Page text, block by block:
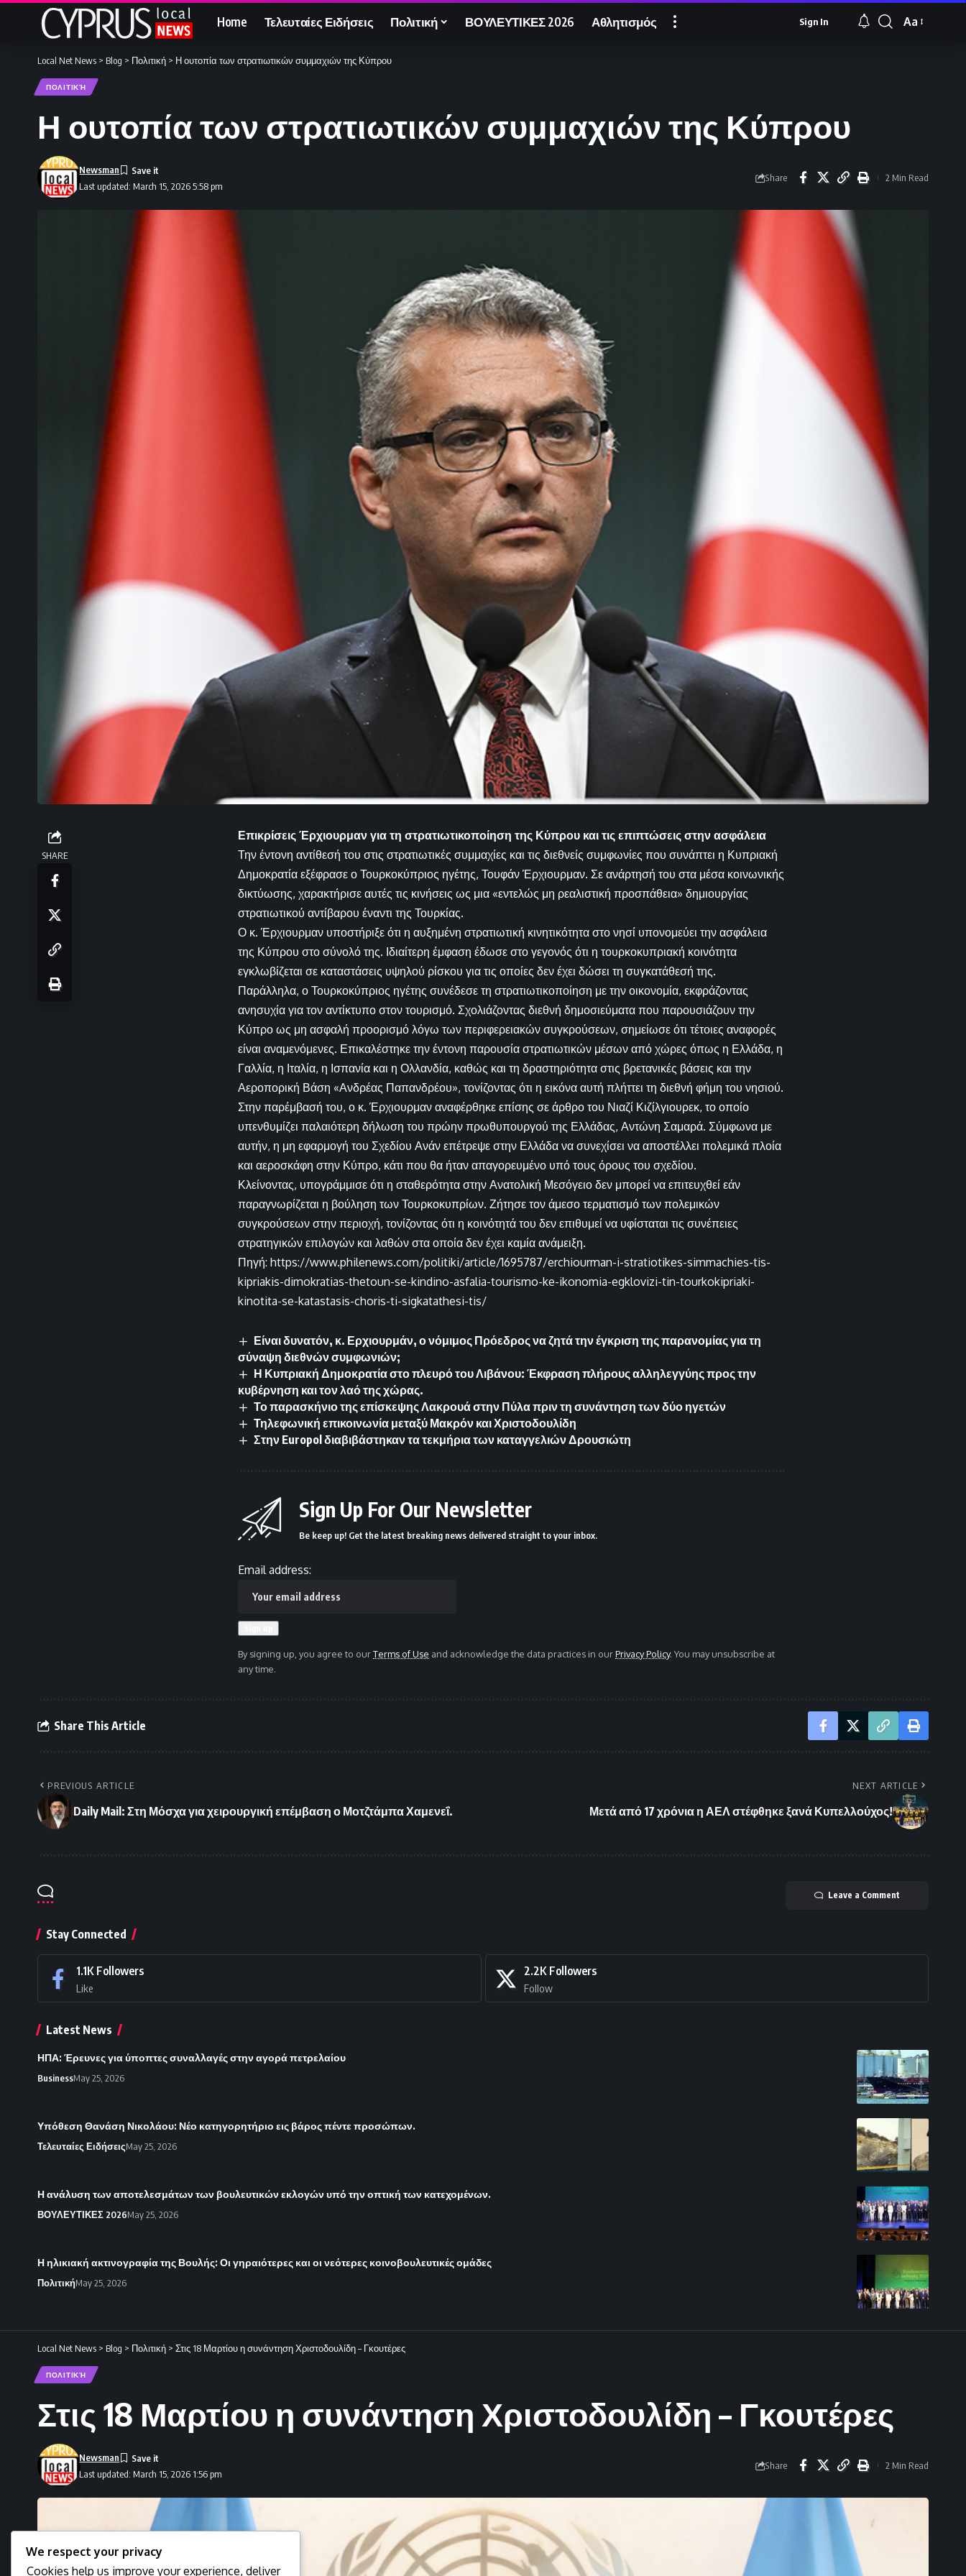
Home Τελευταίες Ειδήσεις Πολιτική ΒΟΥΛΕΥΤΙΚΕΣ 2026 Αθλητισμός Sign In
Font
Aa
Local Net News > Blog > Πολιτική > Η ουτοπία των στρατιωτικών συμμαχιών της Κύπρου
ΠΟΛΙΤΙΚΉ
Η ουτοπία των στρατιωτικών συμμαχιών της Κύπρου
Last updated: March 15, 2026 5:58 pm
Newsman
Share 2 Min Read
SHARE
Επικρίσεις Έρχιουρμαν για τη στρατιωτικοποίηση της Κύπρου και τις επιπτώσεις στην ασφάλεια
Την έντονη αντίθεσή του στις στρατιωτικές συμμαχίες και τις διεθνείς συμφωνίες που συνάπτει η Κυπριακή
Δημοκρατία εξέφρασε ο Τουρκοκύπριος ηγέτης, Τουφάν Έρχιουρμαν. Σε ανάρτησή του στα μέσα κοινωνικής
δικτύωσης, χαρακτήρισε αυτές τις κινήσεις ως μια «εντελώς μη ρεαλιστική προσπάθεια» δημιουργίας
στρατιωτικού αντίβαρου έναντι της Τουρκίας.
Ο κ. Έρχιουρμαν υποστήριξε ότι η αυξημένη στρατιωτική κινητικότητα στο νησί υπονομεύει την ασφάλεια
της Κύπρου στο σύνολό της. Ιδιαίτερη έμφαση έδωσε στο γεγονός ότι η τουρκοκυπριακή κοινότητα
εγκλωβίζεται σε καταστάσεις υψηλού ρίσκου για τις οποίες δεν έχει δώσει τη συγκατάθεσή της.
Παράλληλα, ο Τουρκοκύπριος ηγέτης συνέδεσε τη στρατιωτικοποίηση με την οικονομία, εκφράζοντας
ανησυχία για τον αντίκτυπο στον τουρισμό. Σχολιάζοντας διεθνή δημοσιεύματα που παρουσιάζουν την
Κύπρο ως μη ασφαλή προορισμό λόγω των περιφερειακών συγκρούσεων, σημείωσε ότι τέτοιες αναφορές
είναι αναμενόμενες. Επικαλέστηκε την έντονη παρουσία στρατιωτικών μέσων από χώρες όπως η Ελλάδα, η
Γαλλία, η Ιταλία, η Ισπανία και η Ολλανδία, καθώς και τη δραστηριότητα στις βρετανικές βάσεις και την
Αεροπορική Βάση «Ανδρέας Παπανδρέου», τονίζοντας ότι η εικόνα αυτή πλήττει τη διεθνή φήμη του νησιού.
Στην παρέμβασή του, ο κ. Έρχιουρμαν αναφέρθηκε επίσης σε άρθρο του Νιαζί Κιζίλγιουρεκ, το οποίο
υπενθυμίζει παλαιότερη δήλωση του πρώην πρωθυπουργού της Ελλάδας, Αντώνη Σαμαρά. Σύμφωνα με
αυτήν, η μη εφαρμογή του Σχεδίου Ανάν επέτρεψε στην Ελλάδα να συνεχίσει να αποστέλλει πολεμικά πλοία
και αεροσκάφη στην Κύπρο, κάτι που θα ήταν απαγορευμένο υπό τους όρους του σχεδίου.
Κλείνοντας, υπογράμμισε ότι η σταθερότητα στην Ανατολική Μεσόγειο δεν μπορεί να επιτευχθεί εάν
παραγνωρίζεται η βούληση των Τουρκοκυπρίων. Ζήτησε τον άμεσο τερματισμό των πολεμικών
συγκρούσεων στην περιοχή, τονίζοντας ότι η κοινότητά του δεν επιθυμεί να υφίσταται τις συνέπειες
στρατηγικών επιλογών και λαθών στα οποία δεν έχει καμία ανάμειξη.
Πηγή: https://www.philenews.com/politiki/article/1695787/erchiourman-i-stratiotikes-simmachies-tis-
kipriakis-dimokratias-thetoun-se-kindino-asfalia-tourismo-ke-ikonomia-egklovizi-tin-tourkokipriaki-
kinotita-se-katastasis-choris-ti-sigkatathesi-tis/
Είναι δυνατόν, κ. Ερχιουρμάν, ο νόμιμος Πρόεδρος να ζητά την έγκριση της παρανομίας για τη
σύναψη διεθνών συμφωνιών;
Η Κυπριακή Δημοκρατία στο πλευρό του Λιβάνου: Έκφραση πλήρους αλληλεγγύης προς την
κυβέρνηση και τον λαό της χώρας.
Το παρασκήνιο της επίσκεψης Λακρουά στην Πύλα πριν τη συνάντηση των δύο ηγετών
Τηλεφωνική επικοινωνία μεταξύ Μακρόν και Χριστοδουλίδη
Στην Europol διαβιβάστηκαν τα τεκμήρια των καταγγελιών Δρουσιώτη
Sign Up For Our Newsletter
Be keep up! Get the latest breaking news delivered straight to your inbox.
Email address:
By signing up, you agree to ourTerms of Use and acknowledge the data practices in ourPrivacy Policy. You may unsubscribe at
any time.
Share This Article
PREVIOUS ARTICLE
Daily Mail: Στη Μόσχα για χειρουργική επέμβαση ο Μοτζτάμπα Χαμενεΐ.
NEXT ARTICLE
Μετά από 17 χρόνια η ΑΕΛ στέφθηκε ξανά Κυπελλούχος!
Leave a Comment
Stay Connected
1.1K Followers
Like
2.2K Followers
Follow
Latest News
ΗΠΑ: Έρευνες για ύποπτες συναλλαγές στην αγορά πετρελαίου
BusinessMay 25, 2026
Υπόθεση Θανάση Νικολάου: Νέο κατηγορητήριο εις βάρος πέντε προσώπων.
Τελευταίες ΕιδήσειςMay 25, 2026
Η ανάλυση των αποτελεσμάτων των βουλευτικών εκλογών υπό την οπτική των κατεχομένων.
ΒΟΥΛΕΥΤΙΚΕΣ 2026May 25, 2026
Η ηλικιακή ακτινογραφία της Βουλής: Οι γηραιότερες και οι νεότερες κοινοβουλευτικές ομάδες
ΠολιτικήMay 25, 2026
Local Net News > Blog > Πολιτική > Στις 18 Μαρτίου η συνάντηση Χριστοδουλίδη – Γκουτέρες
ΠΟΛΙΤΙΚΉ
Στις 18 Μαρτίου η συνάντηση Χριστοδουλίδη – Γκουτέρες
Last updated: March 15, 2026 1:56 pm
Newsman
Share 2 Min Read
We respect your privacy
Cookies help us improve your experience, deliver